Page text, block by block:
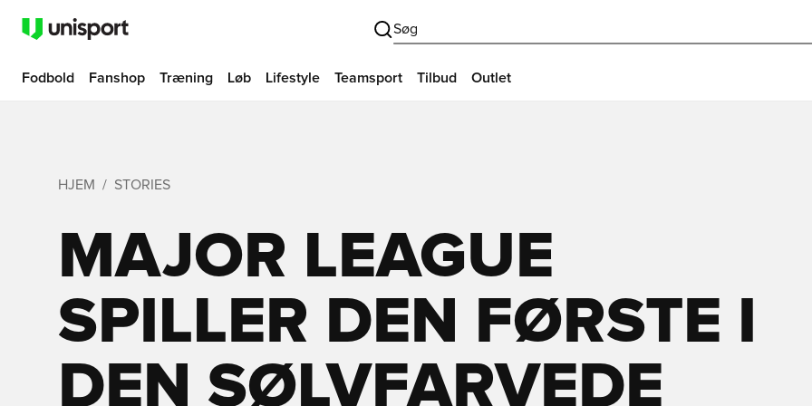
Søg
Fodbold Fanshop Træning Løb Lifestyle Teamsport Tilbud Outlet
HJEM STORIES
MAJOR LEAGUE
SPILLER DEN FØRSTE I
DEN SØLVFARVEDE